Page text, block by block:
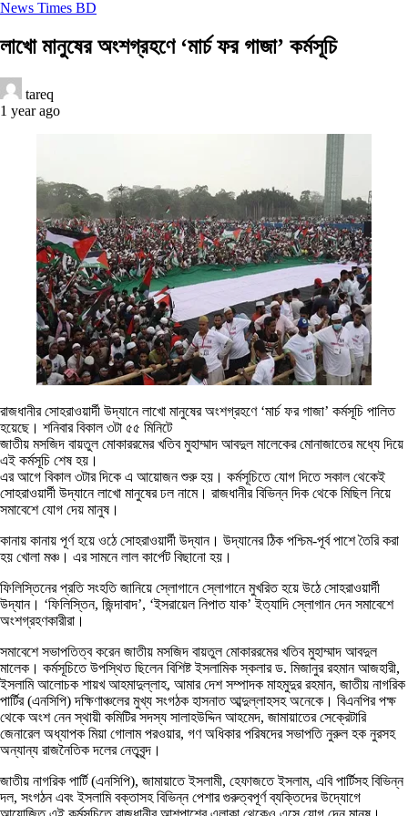
News Times BD
লাখো মানুষের অংশগ্রহণে ‘মার্চ ফর গাজা’ কর্মসূচি
tareq
1 year ago
রাজধানীর সোহরাওয়ার্দী উদ্যানে লাখো মানুষের অংশগ্রহণে ‘মার্চ ফর গাজা’ কর্মসূচি পালিত
হয়েছে। শনিবার বিকাল ৩টা ৫৫ মিনিটে
জাতীয় মসজিদ বায়তুল মোকাররমের খতিব মুহাম্মাদ আবদুল মালেকের মোনাজাতের মধ্যে দিয়ে
এই কর্মসূচি শেষ হয়।
এর আগে বিকাল ৩টার দিকে এ আয়োজন শুরু হয়। কর্মসূচিতে যোগ দিতে সকাল থেকেই
সোহরাওয়ার্দী উদ্যানে লাখো মানুষের ঢল নামে। রাজধানীর বিভিন্ন দিক থেকে মিছিল নিয়ে
সমাবেশে যোগ দেয় মানুষ।
কানায় কানায় পূর্ণ হয়ে ওঠে সোহরাওয়ার্দী উদ্যান। উদ্যানের ঠিক পশ্চিম-পূর্ব পাশে তৈরি করা
হয় খোলা মঞ্চ। এর সামনে লাল কার্পেট বিছানো হয়।
ফিলিস্তিনের প্রতি সংহতি জানিয়ে স্লোগানে স্লোগানে মুখরিত হয়ে উঠে সোহরাওয়ার্দী
উদ্যান। ‘ফিলিস্তিন, জিন্দাবাদ’, ‘ইসরায়েল নিপাত যাক’ ইত্যাদি স্লোগান দেন সমাবেশে
অংশগ্রহণকারীরা।
সমাবেশে সভাপতিত্ব করেন জাতীয় মসজিদ বায়তুল মোকাররমের খতিব মুহাম্মাদ আবদুল
মালেক। কর্মসূচিতে উপস্থিত ছিলেন বিশিষ্ট ইসলামিক স্কলার ড. মিজানুর রহমান আজহারী,
ইসলামি আলোচক শায়খ আহমাদুল্লাহ, আমার দেশ সম্পাদক মাহমুদুর রহমান, জাতীয় নাগরিক
পার্টির (এনসিপি) দক্ষিণাঞ্চলের মুখ্য সংগঠক হাসনাত আব্দুল্লাহসহ অনেকে। বিএনপির পক্ষ
থেকে অংশ নেন স্থায়ী কমিটির সদস্য সালাহউদ্দিন আহমেদ, জামায়াতের সেক্রেটারি
জেনারেল অধ্যাপক মিয়া গোলাম পরওয়ার, গণ অধিকার পরিষদের সভাপতি নুরুল হক নুরসহ
অন্যান্য রাজনৈতিক দলের নেতৃবৃন্দ।
জাতীয় নাগরিক পার্টি (এনসিপি), জামায়াতে ইসলামী, হেফাজতে ইসলাম, এবি পার্টিসহ বিভিন্ন
দল, সংগঠন এবং ইসলামি বক্তাসহ বিভিন্ন পেশার গুরুত্বপূর্ণ ব্যক্তিদের উদ্যোগে